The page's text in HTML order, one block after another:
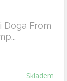
Doga From
Skladem